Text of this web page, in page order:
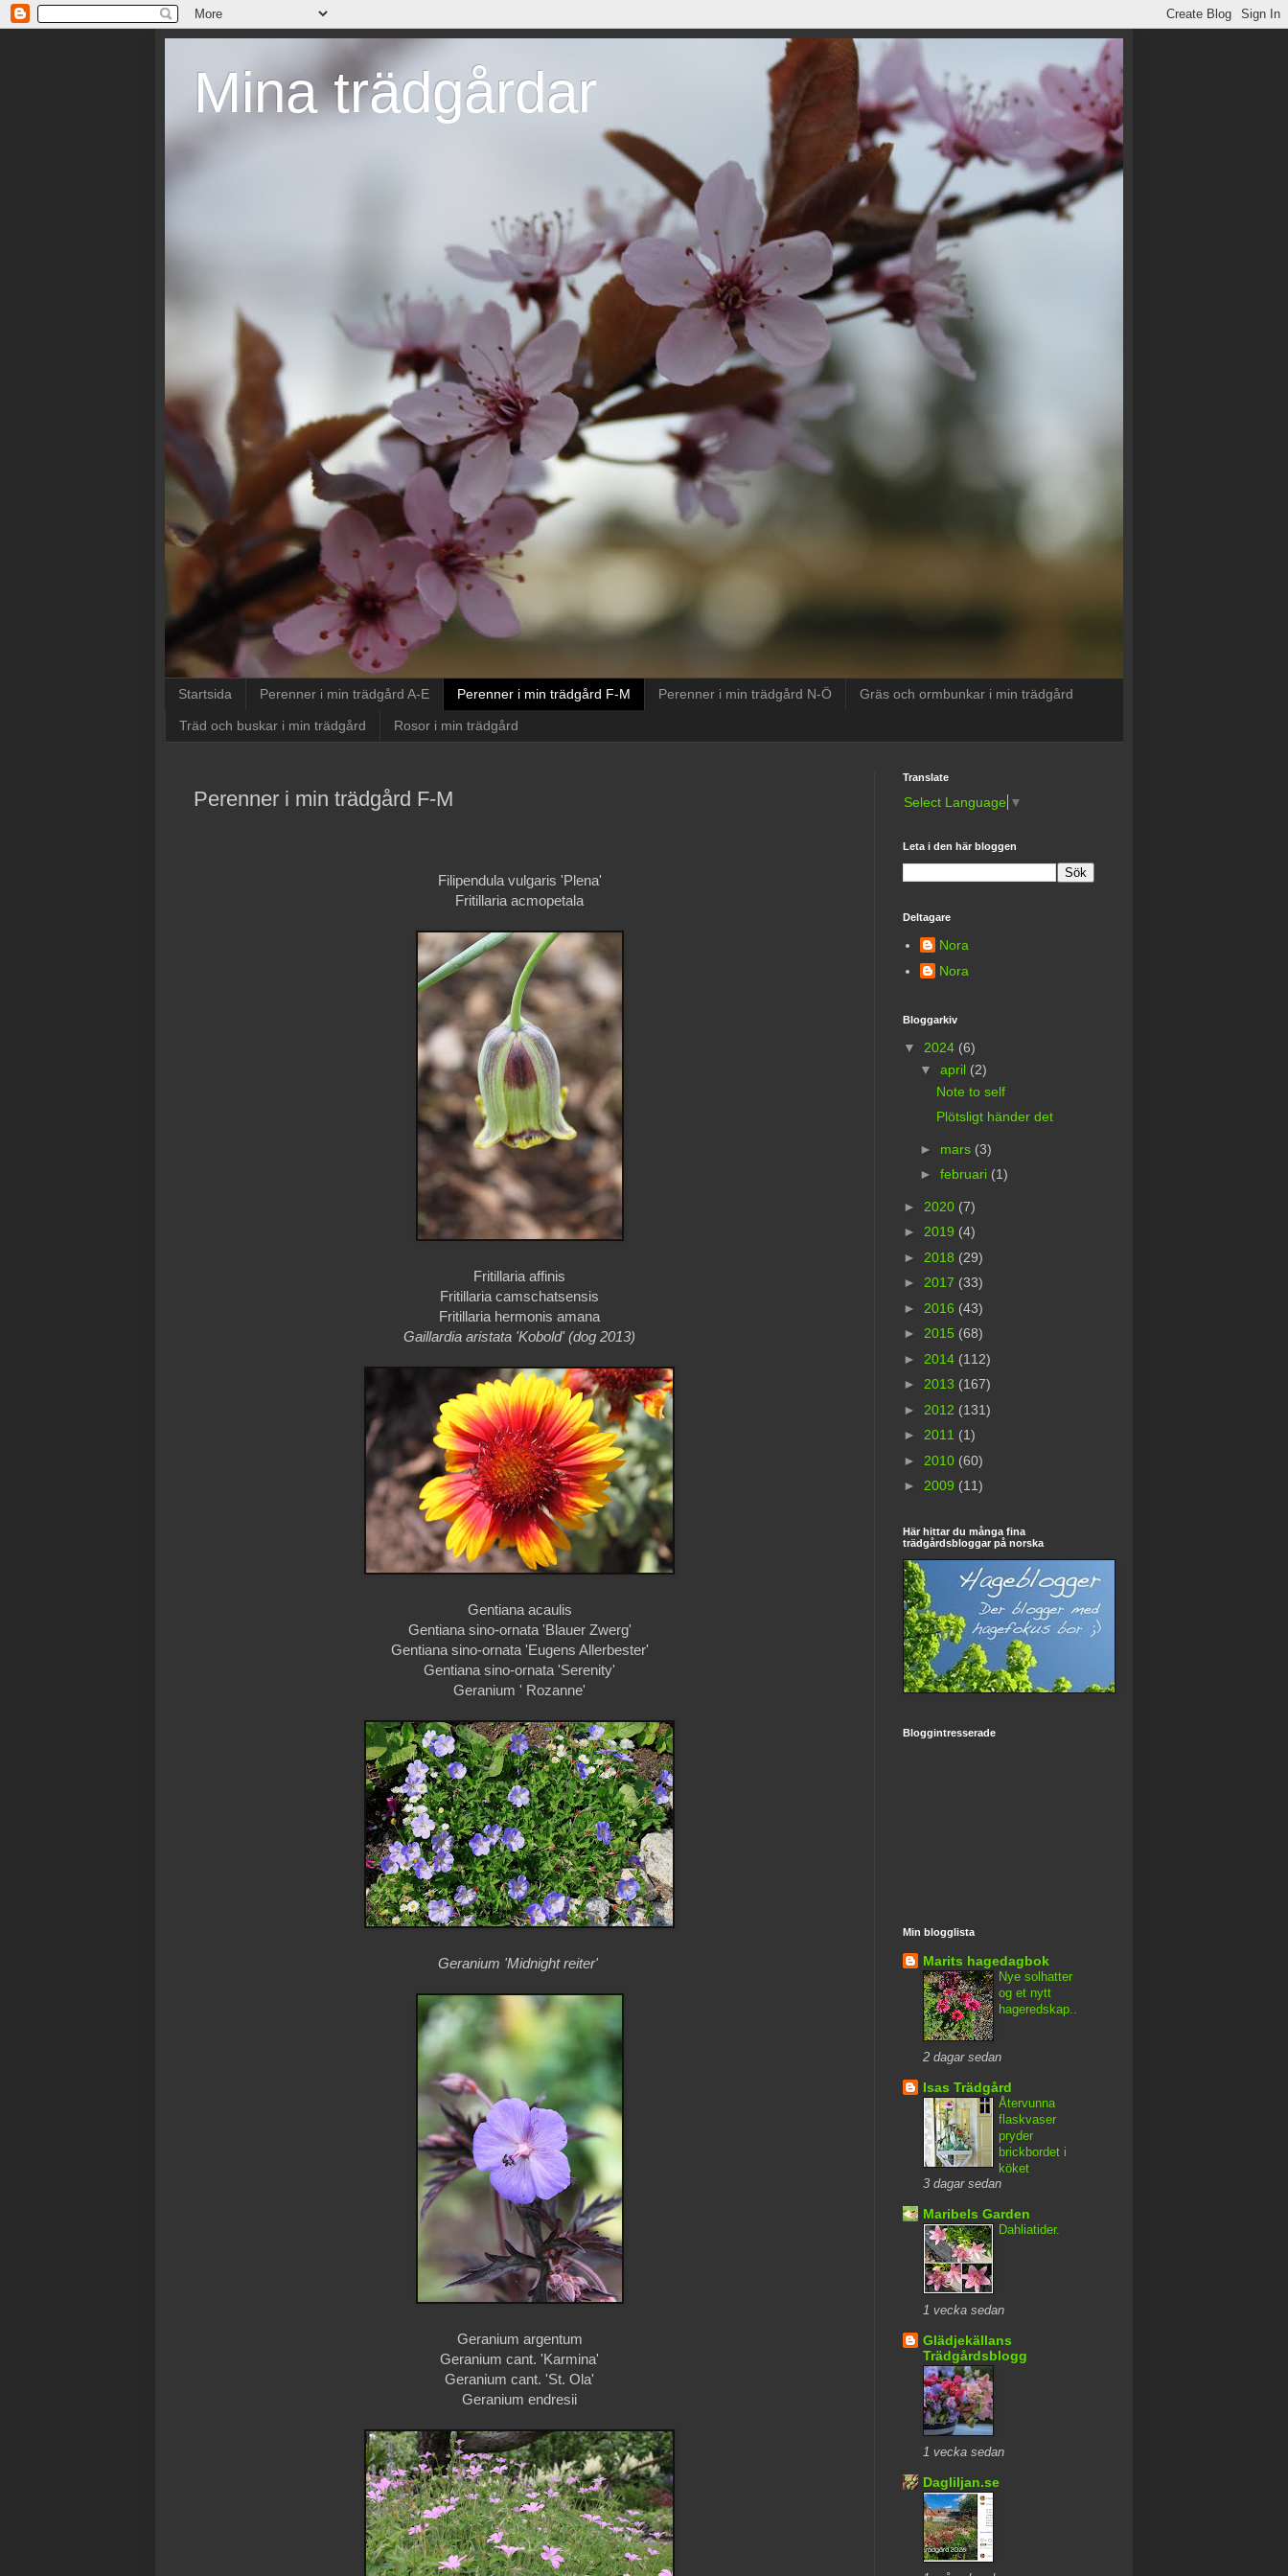
Mina trädgårdar
Startsida Perenner i min trädgård A-E Perenner i min trädgård F-M Perenner i min trädgård N-Ö Gräs och ormbunkar i min trädgård
Träd och buskar i min trädgård Rosor i min trädgård
Perenner i min trädgård F-M
Filipendula vulgaris 'Plena'
Fritillaria acmopetala
Fritillaria affinis
Fritillaria camschatsensis
Fritillaria hermonis amana
Gaillardia aristata 'Kobold' (dog 2013)
Gentiana acaulis
Gentiana sino-ornata 'Blauer Zwerg'
Gentiana sino-ornata 'Eugens Allerbester'
Gentiana sino-ornata 'Serenity'
Geranium ' Rozanne'
Geranium 'Midnight reiter'
Geranium argentum
Geranium cant. 'Karmina'
Geranium cant. 'St. Ola'
Geranium endresii
Translate
Select Language ▼
Leta i den här bloggen
Deltagare
Nora
Nora
Bloggarkiv
▼ 2024 (6)
▼ april (2)
Note to self
Plötsligt händer det
► mars (3)
► februari (1)
► 2020 (7)
► 2019 (4)
► 2018 (29)
► 2017 (33)
► 2016 (43)
► 2015 (68)
► 2014 (112)
► 2013 (167)
► 2012 (131)
► 2011 (1)
► 2010 (60)
► 2009 (11)
Här hittar du många fina
trädgårdsbloggar på norska
Bloggintresserade
Min blogglista
Marits hagedagbok
Nye solhatter
og et nytt
hageredskap..
2 dagar sedan
Isas Trädgård
Återvunna
flaskvaser
pryder
brickbordet i
köket
3 dagar sedan
Maribels Garden
Dahliatider.
1 vecka sedan
Glädjekällans
Trädgårdsblogg
1 vecka sedan
Dagliljan.se